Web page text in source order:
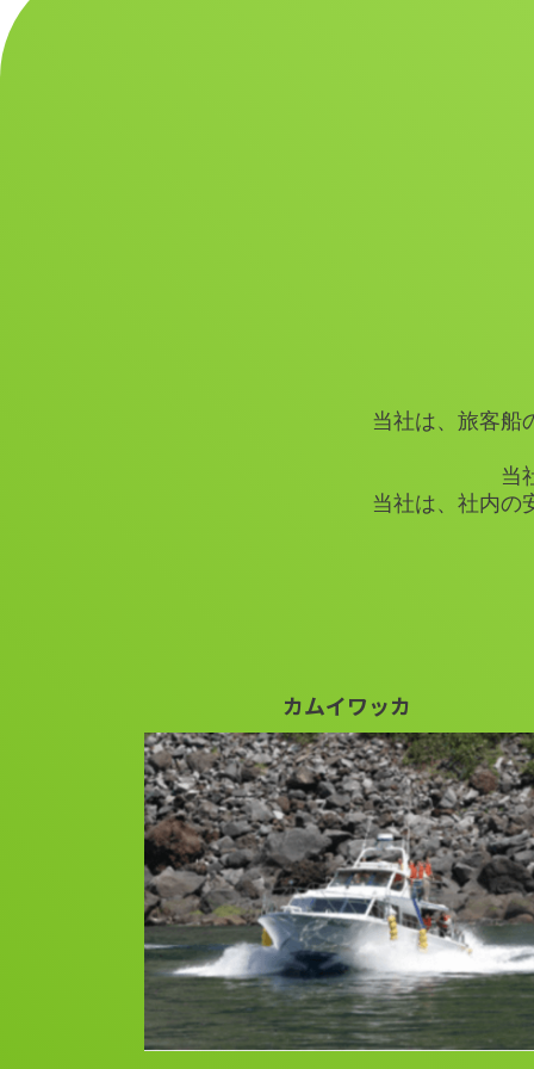
当社は、旅客船
当
当社は、社内の
カムイワッカ